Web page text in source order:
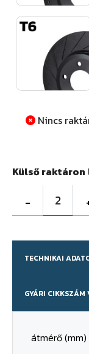
Nincs
Külső raktáron
- 2
TECHNIKAI
GYÁRI CIKKSZÁM
átmérő (mm)